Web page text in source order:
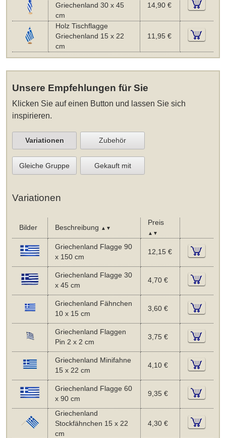
Griechenland 30 x 45
cm
14,90 €
Holz Tischflagge
Griechenland 15 x 22
cm
11,95 €
Unsere Empfehlungen für Sie
Klicken Sie auf einen Button und lassen Sie sich
inspirieren.
Variationen Zubehör
Gleiche Gruppe Gekauft mit
Variationen
Bilder Beschreibung ▲▼
Preis
▲▼
Griechenland Flagge 90
x 150 cm
12,15 €
Griechenland Flagge 30
x 45 cm
4,70 €
Griechenland Fähnchen
10 x 15 cm
3,60 €
Griechenland Flaggen
Pin 2 x 2 cm
3,75 €
Griechenland Minifahne
15 x 22 cm
4,10 €
Griechenland Flagge 60
x 90 cm
9,35 €
Griechenland
Stockfähnchen 15 x 22
cm
4,30 €